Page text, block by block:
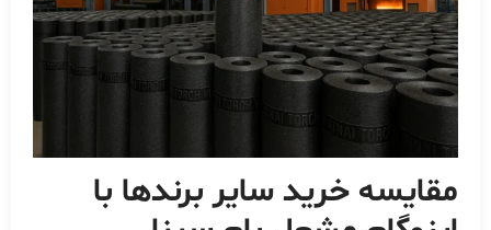
مقایسه خرید سایر برندها با